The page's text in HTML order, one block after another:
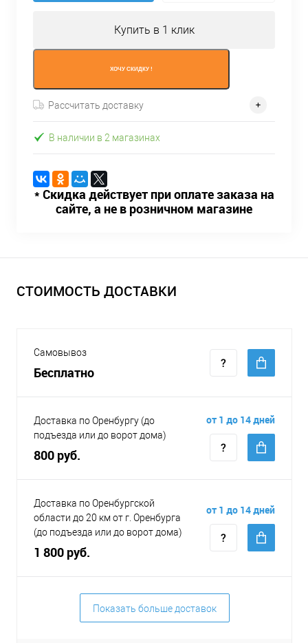
Купить в 1 клик
ХОЧУ СКИДКУ !
Рассчитать доставку
В наличии в 2 магазинах
* Скидка действует при оплате заказа на
сайте, а не в розничном магазине
СТОИМОСТЬ ДОСТАВКИ
Самовывоз
Бесплатно
Доставка по Оренбургу (до
подъезда или до ворот дома)
800 руб.
от 1 до 14 дней
Доставка по Оренбургской
области до 20 км от г. Оренбурга
(до подъезда или до ворот дома)
1 800 руб.
от 1 до 14 дней
Показать больше доставок